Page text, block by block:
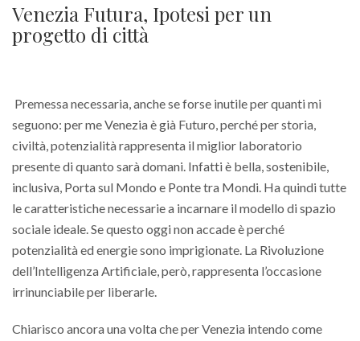
Venezia Futura, Ipotesi per un
progetto di città
Premessa necessaria, anche se forse inutile per quanti mi
seguono: per me Venezia è già Futuro, perché per storia,
civiltà, potenzialità rappresenta il miglior laboratorio
presente di quanto sarà domani. Infatti è bella, sostenibile,
inclusiva, Porta sul Mondo e Ponte tra Mondi. Ha quindi tutte
le caratteristiche necessarie a incarnare il modello di spazio
sociale ideale. Se questo oggi non accade è perché
potenzialità ed energie sono imprigionate. La Rivoluzione
dell’Intelligenza Artificiale, però, rappresenta l’occasione
irrinunciabile per liberarle.
Chiarisco ancora una volta che per Venezia intendo come